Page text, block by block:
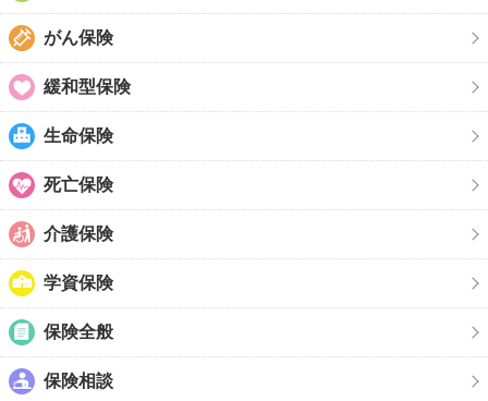
がん保険
緩和型保険
生命保険
死亡保険
介護保険
学資保険
保険全般
保険相談